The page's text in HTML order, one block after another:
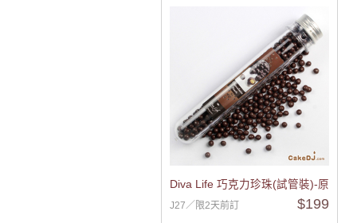
Diva Life 巧克力珍珠(試管裝)-原味
J27／限2天前訂 $199